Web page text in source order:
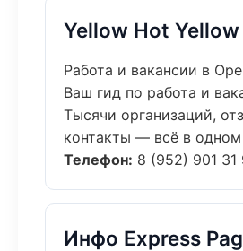
Yellow Hot Yellow
Работа и вакансии в
Ваш гид по работа и
Тысячи организаций,
контакты — всё в одном
Телефон: 8 (952) 901 31
Инфо Express